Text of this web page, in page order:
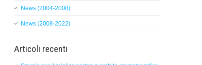
News (2004-2008)
News (2008-2022)
Articoli recenti